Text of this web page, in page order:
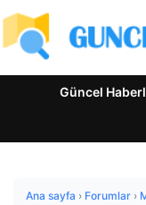
Güncel
Ana sayfa › Forumlar ›